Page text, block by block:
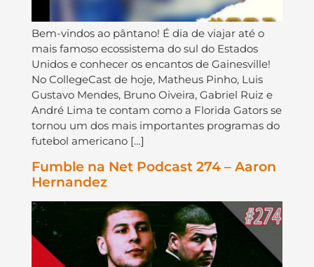
Bem-vindos ao pântano! É dia de viajar até o
mais famoso ecossistema do sul do Estados
Unidos e conhecer os encantos de Gainesville!
No CollegeCast de hoje, Matheus Pinho, Luis
Gustavo Mendes, Bruno Oiveira, Gabriel Ruiz e
André Lima te contam como a Florida Gators se
tornou um dos mais importantes programas do
futebol americano […]
Fumble na Net Podcast 274 – Aaron
Hernandez